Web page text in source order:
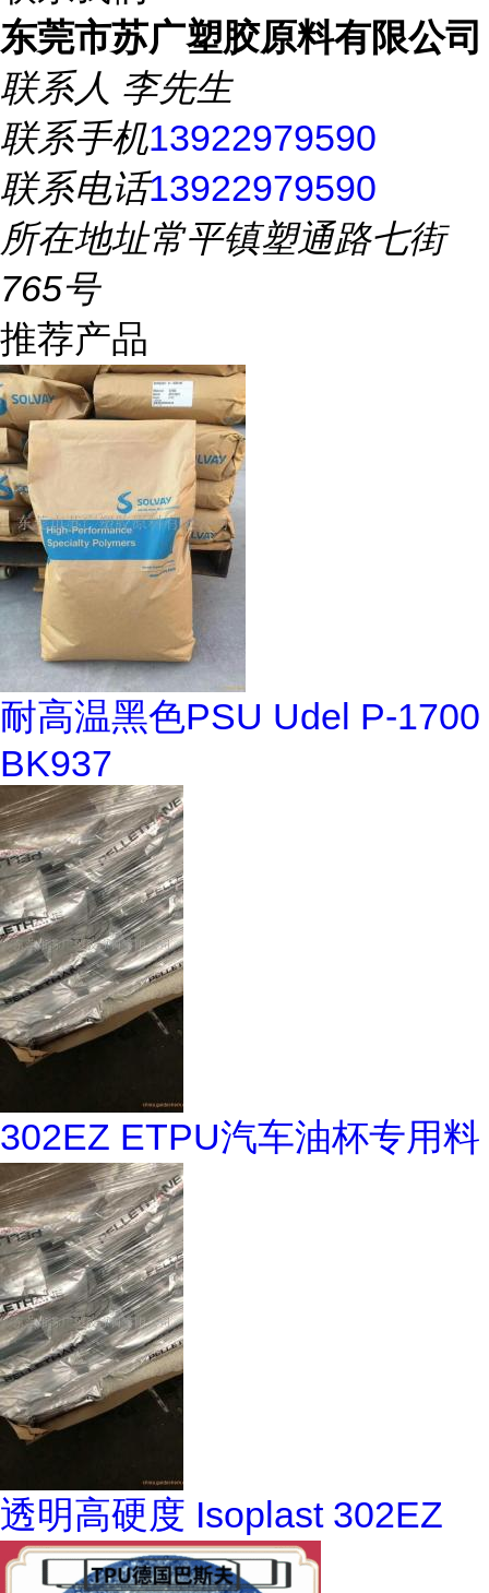
东莞市苏广塑胶原料有限公司
联系人 李先生
联系手机13922979590
联系电话13922979590
所在地址常平镇塑通路七街
765号
推荐产品
耐高温黑色PSU Udel P-1700
BK937
302EZ ETPU汽车油杯专用料
透明高硬度 Isoplast 302EZ